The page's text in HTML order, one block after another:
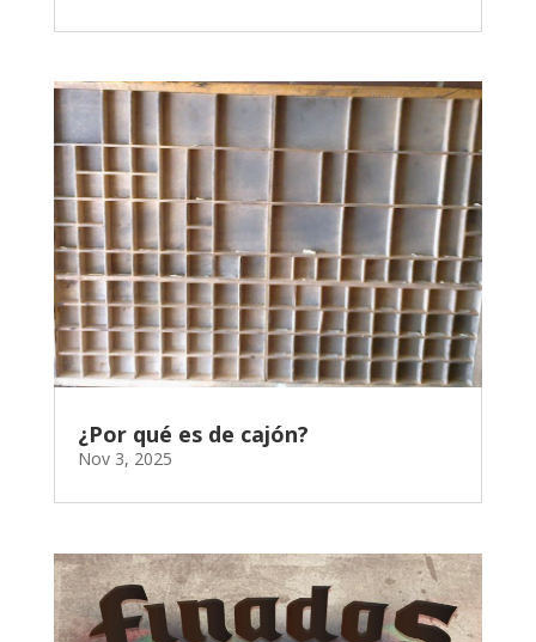
¿Por qué es de cajón?
Nov 3, 2025